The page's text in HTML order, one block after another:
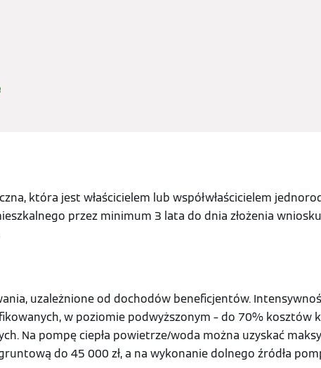
która jest właścicielem lub współwłaścicielem
przez minimum 3 lata do dnia złożenia
uzależnione od dochodów beneficjentów.
w poziomie podwyższonym – do 70% kosztów
Na pompę ciepła powietrze/woda można uzyskać
do 45 000 zł, a na wykonanie dolnego źródła